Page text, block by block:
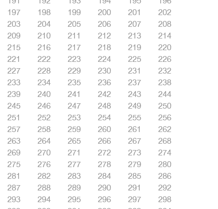
197
198 199 200 201
202
203
204 205 206 207
208
209
210 211 212 213
214
215
216 217 218 219
220
221
222 223 224 225
226
227
228 229 230 231
232
233
234 235 236 237
238
239
240 241 242 243
244
245
246 247 248 249
250
251
252 253 254 255
256
257
258 259 260 261
262
263
264 265 266 267
268
269
270 271 272 273
274
275
276 277 278 279
280
281
282 283 284 285
286
287
288 289 290 291
292
293
294 295 296 297
298